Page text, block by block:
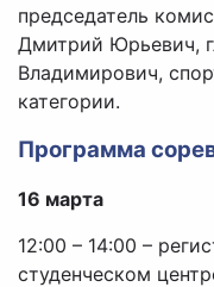
председатель
Дмитрий Юрьевич,
Владимирович,
категории.
Программа
16 марта
12:00 – 14:00 –
студенческом